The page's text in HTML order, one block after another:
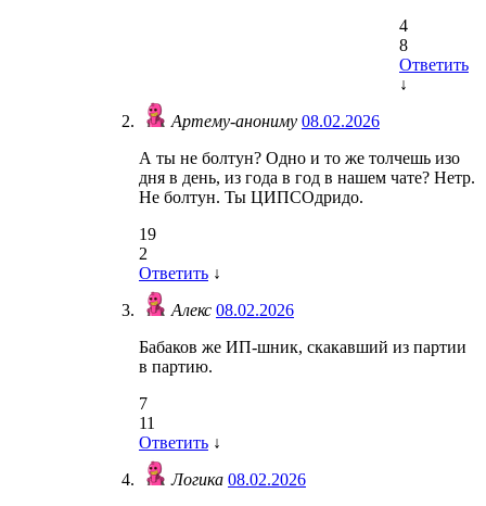
4
8
Ответить
↓
Артему-анониму 08.02.2026
А ты не болтун? Одно и то же толчешь изо
дня в день, из года в год в нашем чате? Нетр.
Не болтун. Ты ЦИПСОдридо.
19
2
Ответить ↓
Алекс 08.02.2026
Бабаков же ИП-шник, скакавший из партии
в партию.
7
11
Ответить ↓
Логика 08.02.2026